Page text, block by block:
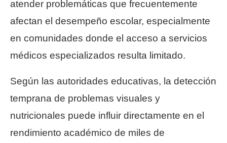
atender problemáticas que frecuentemente
afectan el desempeño escolar, especialmente
en comunidades donde el acceso a servicios
médicos especializados resulta limitado.
Según las autoridades educativas, la detección
temprana de problemas visuales y
nutricionales puede influir directamente en el
rendimiento académico de miles de